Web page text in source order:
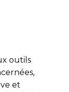
outils
et